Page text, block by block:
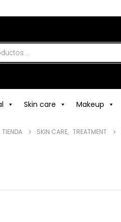
Skin care Makeup
TIENDA SKIN CARE, TREATMENT